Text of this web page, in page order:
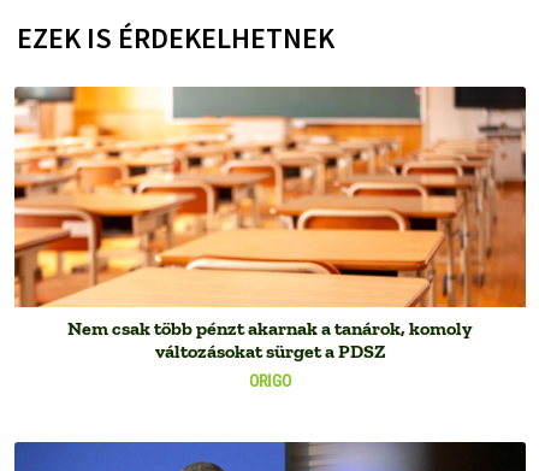
EZEK IS ÉRDEKELHETNEK
ORIGO
Nem csak több pénzt akarnak a tanárok, komoly
változásokat sürget a PDSZ